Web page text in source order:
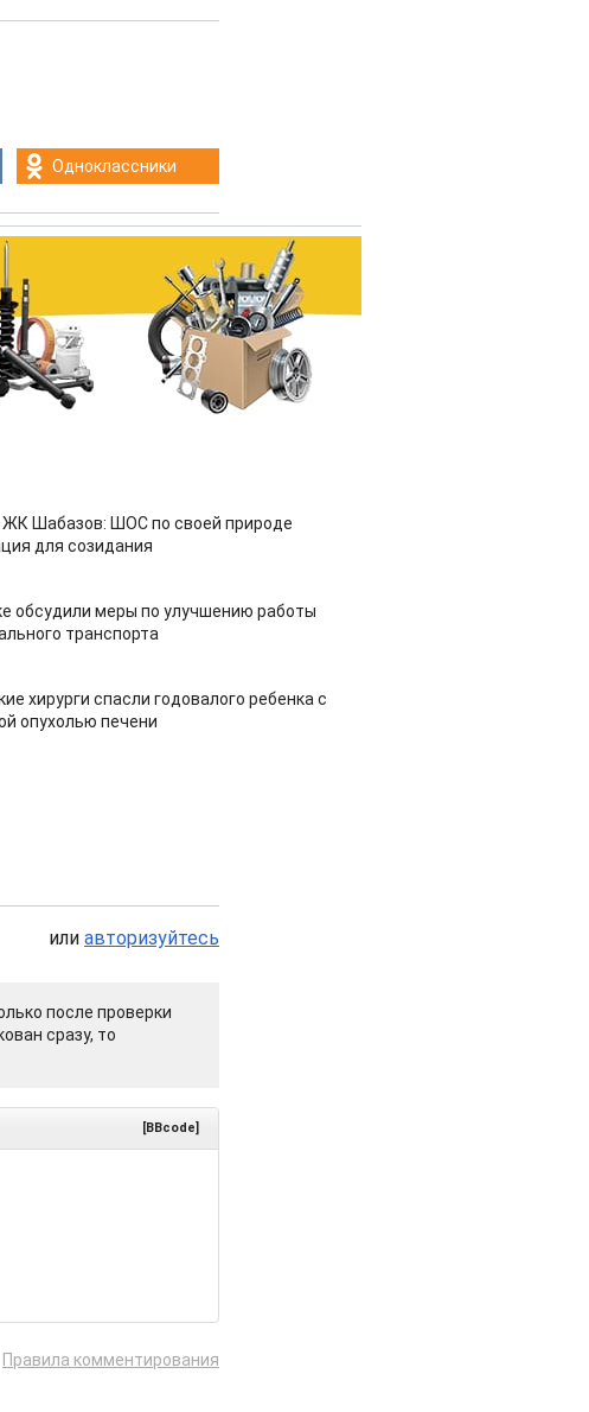
Одноклассники
Шабазов: ШОС по своей природе
для созидания
обсудили меры по улучшению работы
транспорта
хирурги спасли годовалого ребенка с
опухолью печени
или авторизуйтесь
после проверки
сразу, то
[BBcode]
Правила комментирования